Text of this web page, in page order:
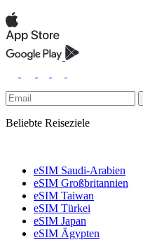
Beliebte Reiseziele
eSIM Saudi-Arabien
eSIM Großbritannien
eSIM Taiwan
eSIM Türkei
eSIM Japan
eSIM Ägypten